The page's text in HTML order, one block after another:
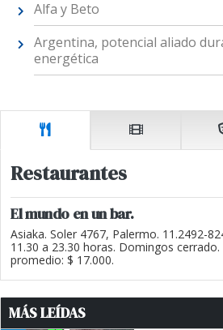
Alfa y Beto
Argentina, potencial aliado
energética
Restaurantes
El mundo en un bar.
Asiaka. Soler 4767, Palermo. 11.2492-
11.30 a 23.30 horas. Domingos
promedio: $ 17.000.
MÁS LEÍDAS